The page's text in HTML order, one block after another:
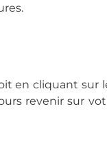
en cliquant sur
revenir sur